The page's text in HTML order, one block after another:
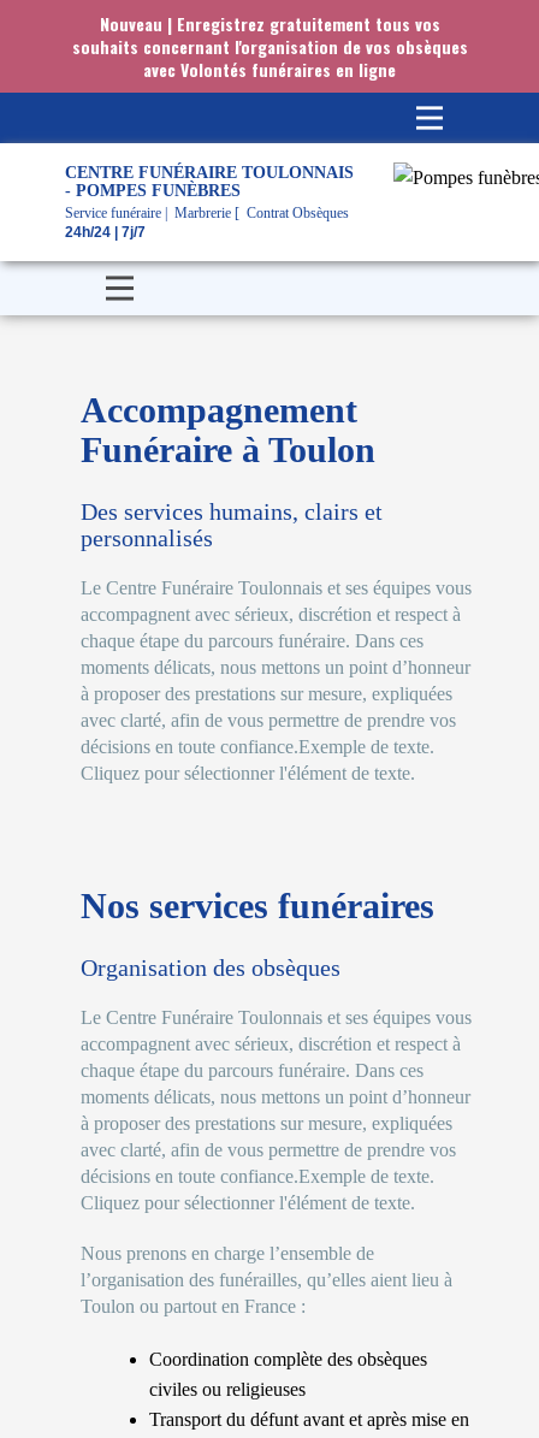
Nouveau | Enregistrez gratuitement tous vos
souhaits concernant l'organisation de vos obsèques
avec Volontés funéraires en ligne
CENTRE FUNÉRAIRE TOULONNAIS
- POMPES FUNÈBRES
Service funéraire | Marbrerie [ Contrat Obsèques
24h/24 | 7j/7
Accompagnement
Funéraire à Toulon
Des services humains, clairs et
personnalisés
Le Centre Funéraire Toulonnais et ses équipes vous
accompagnent avec sérieux, discrétion et respect à
chaque étape du parcours funéraire. Dans ces
moments délicats, nous mettons un point d’honneur
à proposer des prestations sur mesure, expliquées
avec clarté, afin de vous permettre de prendre vos
décisions en toute confiance.Exemple de texte.
Cliquez pour sélectionner l'élément de texte.
Nos services funéraires
Organisation des obsèques
Le Centre Funéraire Toulonnais et ses équipes vous
accompagnent avec sérieux, discrétion et respect à
chaque étape du parcours funéraire. Dans ces
moments délicats, nous mettons un point d’honneur
à proposer des prestations sur mesure, expliquées
avec clarté, afin de vous permettre de prendre vos
décisions en toute confiance.Exemple de texte.
Cliquez pour sélectionner l'élément de texte.
Nous prenons en charge l’ensemble de
l’organisation des funérailles, qu’elles aient lieu à
Toulon ou partout en France :
Coordination complète des obsèques
civiles ou religieuses
Transport du défunt avant et après mise en